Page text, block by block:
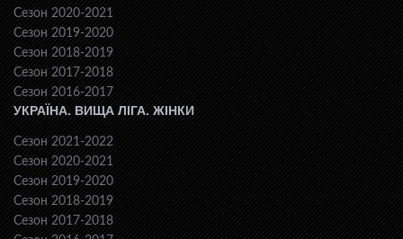
Сезон 2020-2021
Сезон 2019-2020
Сезон 2018-2019
Сезон 2017-2018
Сезон 2016-2017
УКРАЇНА. ВИЩА ЛІГА. ЖІНКИ
Сезон 2021-2022
Сезон 2020-2021
Сезон 2019-2020
Сезон 2018-2019
Сезон 2017-2018